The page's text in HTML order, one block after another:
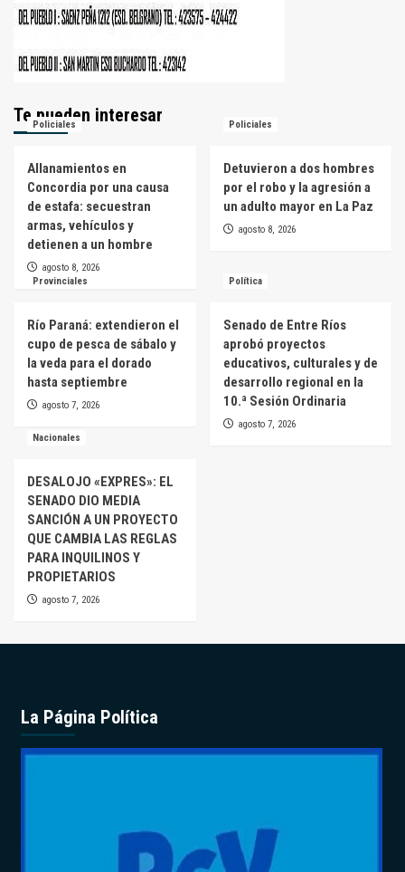
Te pueden interesar
Policiales
Allanamientos en
Concordia por una causa
de estafa: secuestran
armas, vehículos y
detienen a un hombre
agosto 8, 2026
Policiales
Detuvieron a dos hombres
por el robo y la agresión a
un adulto mayor en La Paz
agosto 8, 2026
Provinciales
Río Paraná: extendieron el
cupo de pesca de sábalo y
la veda para el dorado
hasta septiembre
agosto 7, 2026
Política
Senado de Entre Ríos
aprobó proyectos
educativos, culturales y de
desarrollo regional en la
10.ª Sesión Ordinaria
agosto 7, 2026
Nacionales
DESALOJO «EXPRES»: EL
SENADO DIO MEDIA
SANCIÓN A UN PROYECTO
QUE CAMBIA LAS REGLAS
PARA INQUILINOS Y
PROPIETARIOS
agosto 7, 2026
La Página Política